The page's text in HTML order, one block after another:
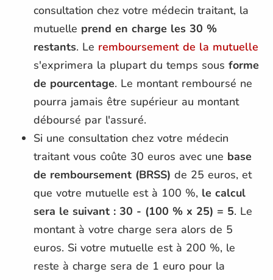
consultation chez votre médecin traitant, la
mutuelle prend en charge les 30 %
restants. Le remboursement de la mutuelle
s'exprimera la plupart du temps sous forme
de pourcentage. Le montant remboursé ne
pourra jamais être supérieur au montant
déboursé par l'assuré.
Si une consultation chez votre médecin
traitant vous coûte 30 euros avec une base
de remboursement (BRSS) de 25 euros, et
que votre mutuelle est à 100 %, le calcul
sera le suivant : 30 - (100 % x 25) = 5. Le
montant à votre charge sera alors de 5
euros. Si votre mutuelle est à 200 %, le
reste à charge sera de 1 euro pour la